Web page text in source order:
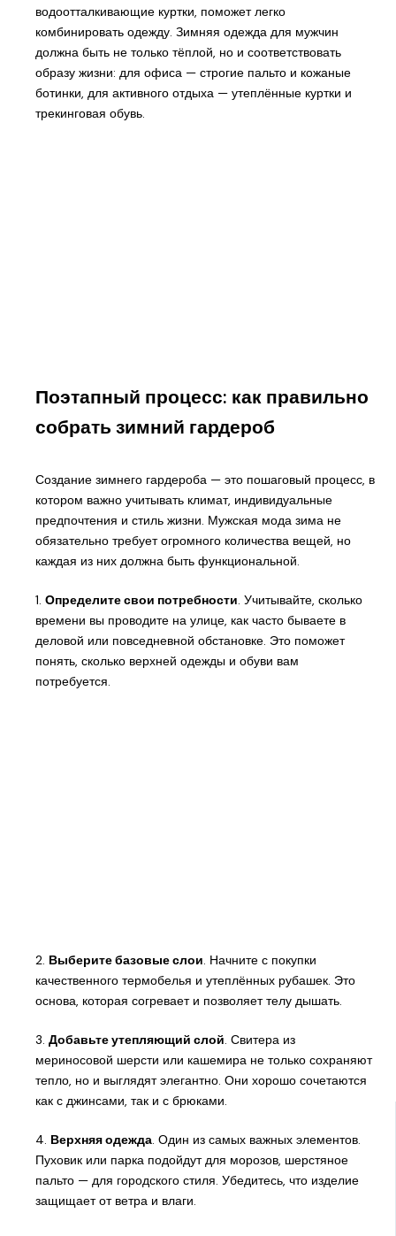
водоотталкивающие куртки, поможет легко
комбинировать одежду. Зимняя одежда для мужчин
должна быть не только тёплой, но и соответствовать
образу жизни: для офиса — строгие пальто и кожаные
ботинки, для активного отдыха — утеплённые куртки и
трекинговая обувь.
Поэтапный процесс: как правильно
собрать зимний гардероб
Создание зимнего гардероба — это пошаговый процесс, в
котором важно учитывать климат, индивидуальные
предпочтения и стиль жизни. Мужская мода зима не
обязательно требует огромного количества вещей, но
каждая из них должна быть функциональной.
1. Определите свои потребности. Учитывайте, сколько
времени вы проводите на улице, как часто бываете в
деловой или повседневной обстановке. Это поможет
понять, сколько верхней одежды и обуви вам
потребуется.
2. Выберите базовые слои. Начните с покупки
качественного термобелья и утеплённых рубашек. Это
основа, которая согревает и позволяет телу дышать.
3. Добавьте утепляющий слой. Свитера из
мериносовой шерсти или кашемира не только сохраняют
тепло, но и выглядят элегантно. Они хорошо сочетаются
как с джинсами, так и с брюками.
4. Верхняя одежда. Один из самых важных элементов.
Пуховик или парка подойдут для морозов, шерстяное
пальто — для городского стиля. Убедитесь, что изделие
защищает от ветра и влаги.